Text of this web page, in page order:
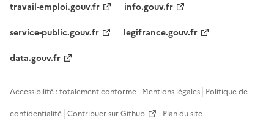
travail-emploi.gouv.fr
info.gouv.fr
service-public.gouv.fr
legifrance.gouv.fr
data.gouv.fr
Accessibilité : totalement conforme Mentions légales Politique de
confidentialité Contribuer sur Github Plan du site